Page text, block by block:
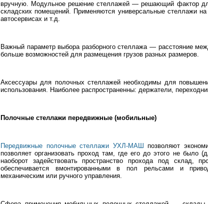
вручную. Модульное решение стеллажей — решающий фактор
складских помещений. Применяются универсальные стеллажи
автосервисах и т.д.
Важный параметр выбора разборного стеллажа — расстояние
больше возможностей для размещения грузов разных размеров.
Аксессуары для полочных стеллажей необходимы для
использования. Наиболее распространенны: держатели,
Полочные стеллажи передвижные (мобильные)
Передвижные полочные стеллажи УХЛ-МАШ позволяют
позволяет организовать проход там, где его до этого не было
наоборот задействовать пространство прохода под склад,
обеспечивается вмонтированными в пол рельсами и
механическим или ручного управления.